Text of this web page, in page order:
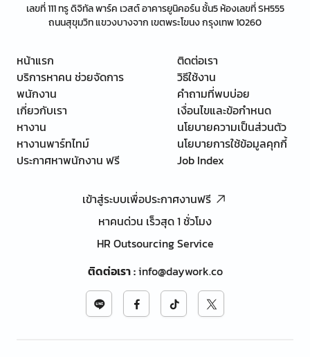
เลขที่ 111 ทรู ดิจิทัล พาร์ค เวสต์ อาคารยูนิคอร์น ชั้น5 ห้องเลขที่ SH555
ถนนสุขุมวิท แขวงบางจาก เขตพระโขนง กรุงเทพ 10260
หน้าแรก
บริการหาคน ช่วยจัดการ
พนักงาน
เกี่ยวกับเรา
หางาน
หางานพาร์ทไทม์
ประกาศหาพนักงาน ฟรี
ติดต่อเรา
วิธีใช้งาน
คำถามที่พบบ่อย
เงื่อนไขและข้อกำหนด
นโยบายความเป็นส่วนตัว
นโยบายการใช้ข้อมูลคุกกี้
Job Index
เข้าสู่ระบบเพื่อประกาศงานฟรี
หาคนด่วน เร็วสุด 1 ชั่วโมง
HR Outsourcing Service
ติดต่อเรา:info@daywork.co